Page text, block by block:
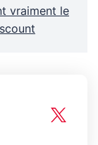
vraiment le